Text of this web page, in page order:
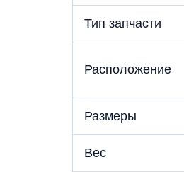
Тип запчасти
Расположение
Размеры
Вес